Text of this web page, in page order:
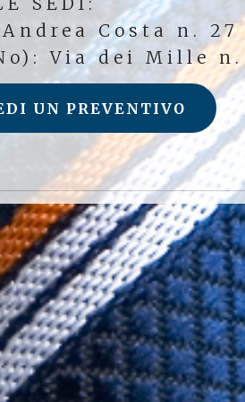
Costa n. 27
Via dei Mille n.
UN PREVENTIVO